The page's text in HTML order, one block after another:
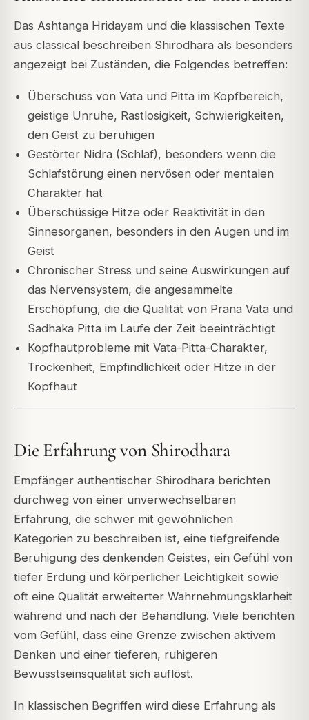
Das Ashtanga Hridayam und die klassischen Texte
aus classical beschreiben Shirodhara als besonders
angezeigt bei Zuständen, die Folgendes betreffen:
Überschuss von Vata und Pitta im Kopfbereich,
geistige Unruhe, Rastlosigkeit, Schwierigkeiten,
den Geist zu beruhigen
Gestörter Nidra (Schlaf), besonders wenn die
Schlafstörung einen nervösen oder mentalen
Charakter hat
Überschüssige Hitze oder Reaktivität in den
Sinnesorganen, besonders in den Augen und im
Geist
Chronischer Stress und seine Auswirkungen auf
das Nervensystem, die angesammelte
Erschöpfung, die die Qualität von Prana Vata und
Sadhaka Pitta im Laufe der Zeit beeinträchtigt
Kopfhautprobleme mit Vata-Pitta-Charakter,
Trockenheit, Empfindlichkeit oder Hitze in der
Kopfhaut
Die Erfahrung von Shirodhara
Empfänger authentischer Shirodhara berichten
durchweg von einer unverwechselbaren
Erfahrung, die schwer mit gewöhnlichen
Kategorien zu beschreiben ist, eine tiefgreifende
Beruhigung des denkenden Geistes, ein Gefühl von
tiefer Erdung und körperlicher Leichtigkeit sowie
oft eine Qualität erweiterter Wahrnehmungsklarheit
während und nach der Behandlung. Viele berichten
vom Gefühl, dass eine Grenze zwischen aktivem
Denken und einer tieferen, ruhigeren
Bewusstseinsqualität sich auflöst.
In klassischen Begriffen wird diese Erfahrung als